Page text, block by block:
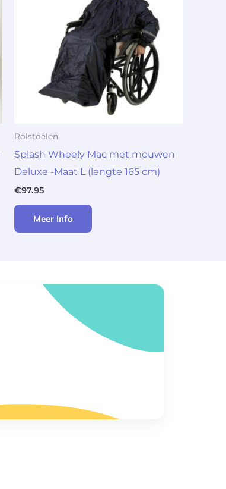
Rolstoelen
Splash Wheely Mac met mouwen
Deluxe -Maat L (lengte 165 cm)
€97.95
Meer Info